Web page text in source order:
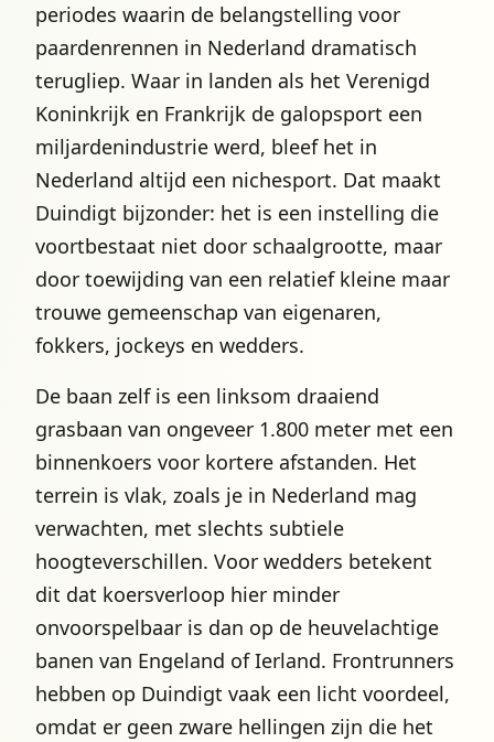
periodes waarin de belangstelling voor
paardenrennen in Nederland dramatisch
terugliep. Waar in landen als het Verenigd
Koninkrijk en Frankrijk de galopsport een
miljardenindustrie werd, bleef het in
Nederland altijd een nichesport. Dat maakt
Duindigt bijzonder: het is een instelling die
voortbestaat niet door schaalgrootte, maar
door toewijding van een relatief kleine maar
trouwe gemeenschap van eigenaren,
fokkers, jockeys en wedders.
De baan zelf is een linksom draaiend
grasbaan van ongeveer 1.800 meter met een
binnenkoers voor kortere afstanden. Het
terrein is vlak, zoals je in Nederland mag
verwachten, met slechts subtiele
hoogteverschillen. Voor wedders betekent
dit dat koersverloop hier minder
onvoorspelbaar is dan op de heuvelachtige
banen van Engeland of Ierland. Frontrunners
hebben op Duindigt vaak een licht voordeel,
omdat er geen zware hellingen zijn die het